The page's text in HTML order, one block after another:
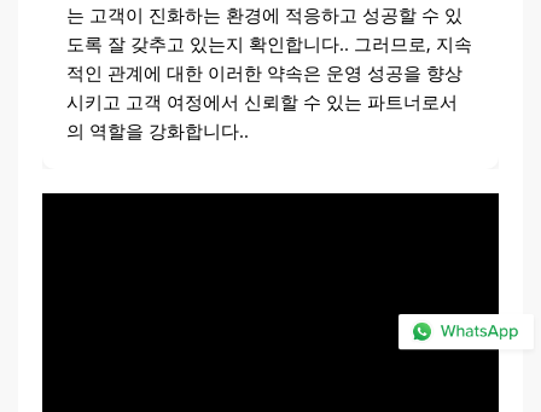
는 고객이 진화하는 환경에 적응하고 성공할 수 있
도록 잘 갖추고 있는지 확인합니다.. 그러므로, 지속
적인 관계에 대한 이러한 약속은 운영 성공을 향상
시키고 고객 여정에서 신뢰할 수 있는 파트너로서
의 역할을 강화합니다..